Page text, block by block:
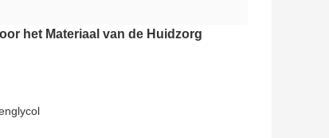
het Materiaal van de Huidzorg